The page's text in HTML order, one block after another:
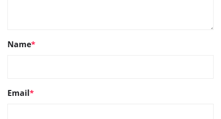
Name*
Email*